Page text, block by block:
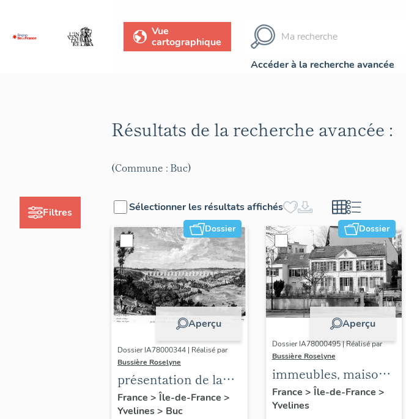
Vue
cartographique
Accéder à la recherche avancée
Filtres
Résultats de la recherche avancée :
(Commune : Buc)
Sélectionner les résultats affichés
Dossier
Aperçu
Dossier IA78000344 | Réalisé par
Bussière Roselyne
présentation de la
commune de Buc
France > Île-de-France >
Yvelines> Buc
Dossier
Aperçu
Dossier IA78000495 | Réalisé par
Bussière Roselyne
immeubles, maisons,
fermes
France > Île-de-France >
Yvelines